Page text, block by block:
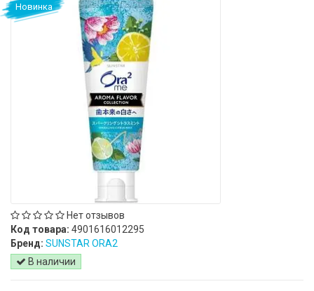
Новинка
Нет отзывов
Код товара: 4901616012295
Бренд: SUNSTAR ORA2
В наличии